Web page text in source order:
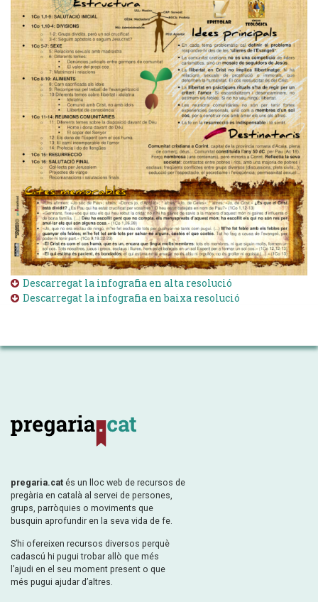
Descarregat la infografia en alta resolució
Descarregat la infografia en baixa resolució
pregaria.cat és un lloc web de recursos de
pregària en català al servei de persones,
grups, parròquies o moviments que
busquin aprofundir en la seva vida de fe.
S’hi ofereixen recursos diversos perquè
cadascú hi pugui trobar allò que més
l’ajudi en el seu moment present o que
més pugui ajudar d’altres.